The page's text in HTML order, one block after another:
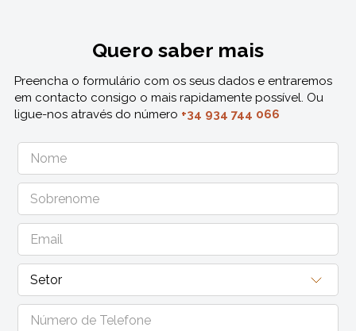
Quero saber mais
Preencha o formulário com os seus dados e entraremos
em contacto consigo o mais rapidamente possível. Ou
ligue-nos através do número +34 934 744 066